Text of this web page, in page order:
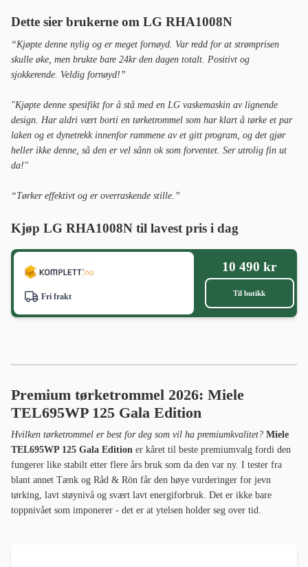
Dette sier brukerne om LG RHA1008N
“Kjøpte denne nylig og er meget fornøyd. Var redd for at strømprisen
skulle øke, men brukte bare 24kr den dagen totalt. Positivt og
sjokkerende. Veldig fornøyd! ”
"Kjøpte denne spesifikt for å stå med en LG vaskemaskin av lignende
design. Har aldri vært borti en tørketrommel som har klart å tørke et par
laken og et dynetrekk innenfor rammene av et gitt program, og det gjør
heller ikke denne, så den er vel sånn ok som forventet. Ser utrolig fin ut
da!"
“Tørker effektivt og er overraskende stille.”
Kjøp LG RHA1008N til lavest pris i dag
Fri frakt
10 490 kr
Til butikk
Premium tørketrommel 2026: Miele
TEL695WP 125 Gala Edition
Hvilken tørketrommel er best for deg som vil ha premiumkvalitet? Miele
TEL695WP 125 Gala Edition er kåret til beste premiumvalg fordi den
fungerer like stabilt etter flere års bruk som da den var ny. I tester fra
blant annet Tænk og Råd & Rön får den høye vurderinger for jevn
tørking, lavt støynivå og svært lavt energiforbruk. Det er ikke bare
toppnivået som imponerer - det er at ytelsen holder seg over tid.